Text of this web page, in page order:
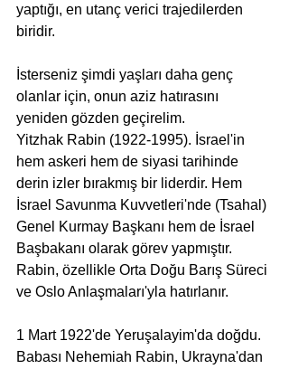
yaptığı, en utanç verici trajedilerden
biridir.
İsterseniz şimdi yaşları daha genç
olanlar için, onun aziz hatırasını
yeniden gözden geçirelim.
Yitzhak Rabin (1922-1995). İsrael'in
hem askeri hem de siyasi tarihinde
derin izler bırakmış bir liderdir. Hem
İsrael Savunma Kuvvetleri'nde (Tsahal)
Genel Kurmay Başkanı hem de İsrael
Başbakanı olarak görev yapmıştır.
Rabin, özellikle Orta Doğu Barış Süreci
ve Oslo Anlaşmaları'yla hatırlanır.
1 Mart 1922'de Yeruşalayim'da doğdu.
Babası Nehemiah Rabin, Ukrayna'dan